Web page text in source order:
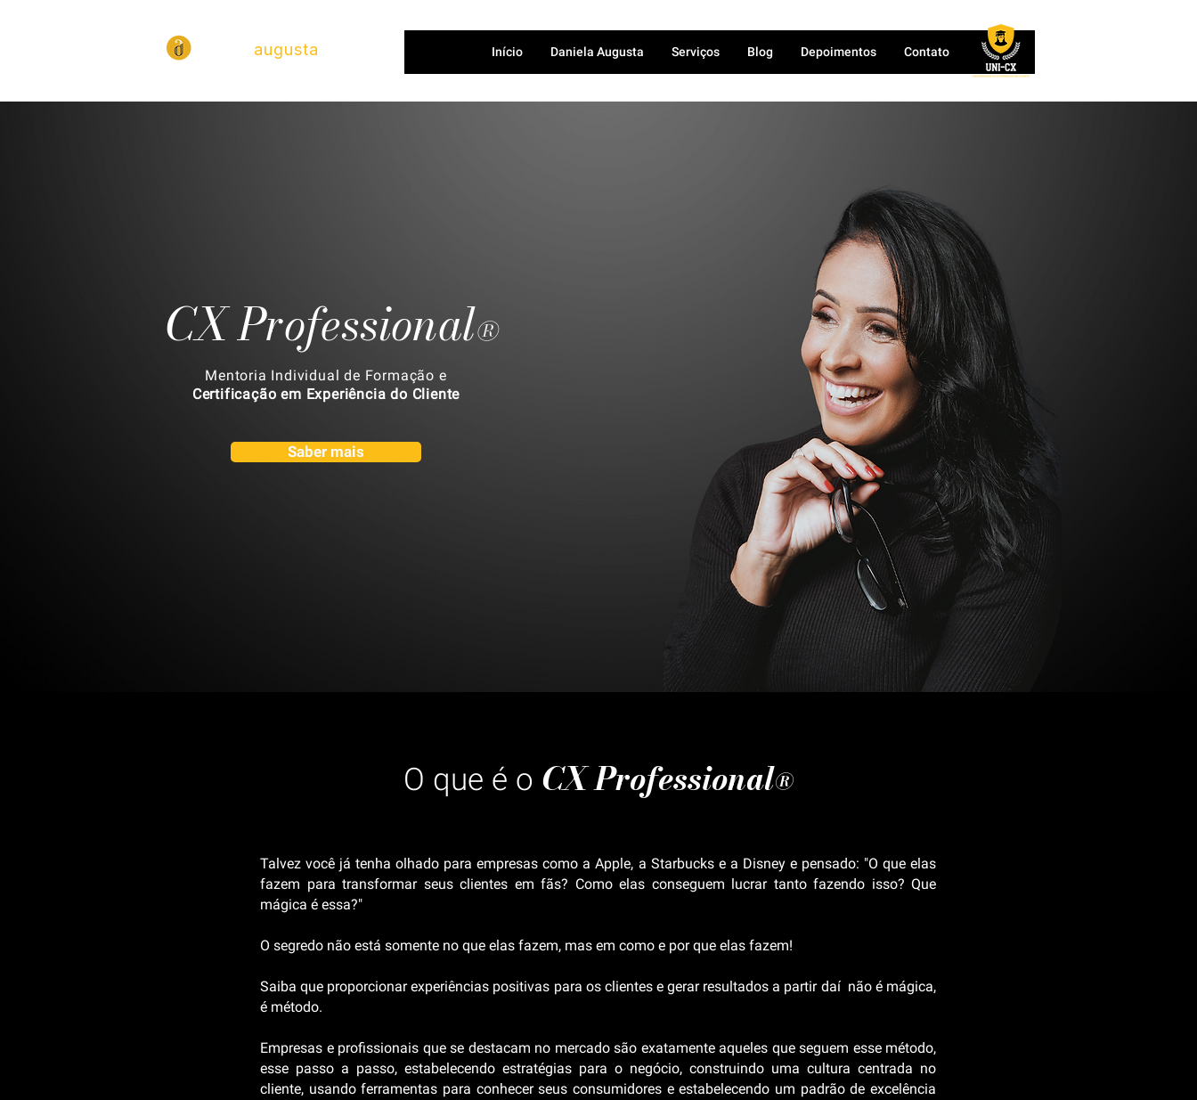
augusta Início Daniela Augusta Serviços Blog Depoimentos Contato
CX Professional®
Mentoria Individual de Formação e
Certificação em Experiência do Cliente
Saber mais
O que é o CX Professional®
Talvez você já tenha olhado para empresas como a Apple, a Starbucks e a Disney e pensado: "O que elas
fazem para transformar seus clientes em fãs? Como elas conseguem lucrar tanto fazendo isso? Que
mágica é essa?"
O segredo não está somente no que elas fazem, mas em como e por que elas fazem!
Saiba que proporcionar experiências positivas para os clientes e gerar resultados a partir daí não é mágica,
é método.
Empresas e profissionais que se destacam no mercado são exatamente aqueles que seguem esse método,
esse passo a passo, estabelecendo estratégias para o negócio, construindo uma cultura centrada no
cliente, usando ferramentas para conhecer seus consumidores e estabelecendo um padrão de excelência